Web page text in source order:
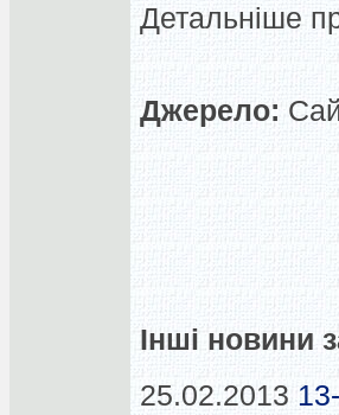
Детальніше
Джерело:
Інші новини
25.02.2013